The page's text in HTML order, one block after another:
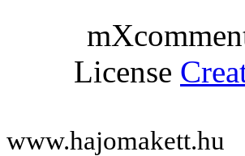
License
www.hajomakett.hu